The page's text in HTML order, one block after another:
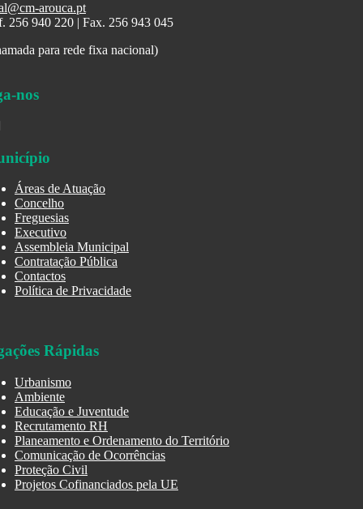
arouca.pt
256 940 220 | Fax. 256 943 045
para rede fixa nacional)
nos
Áreas de Atuação
Concelho
Freguesias
Executivo
Assembleia Municipal
Contratação Pública
Contactos
Política de Privacidade
Rápidas
Urbanismo
Ambiente
Educação e Juventude
Recrutamento RH
Planeamento e Ordenamento do Território
Comunicação de Ocorrências
Proteção Civil
Projetos Cofinanciados pela UE